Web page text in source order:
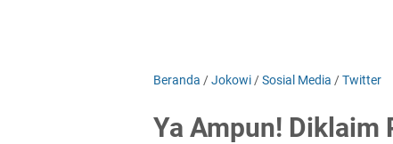
Beranda /Jokowi /Sosial Media /Twitter
Ya Ampun! Diklaim